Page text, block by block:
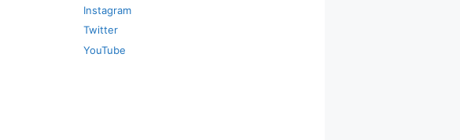
Instagram
Twitter
YouTube